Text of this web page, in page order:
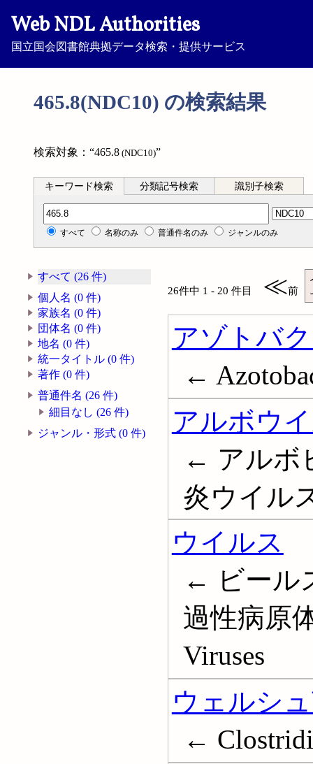
Web NDL Authorities
国立国会図書館典拠データ検索・提供サービス
465.8(NDC10) の検索結果
検索対象：“465.8 (NDC10)”
キーワード検索 分類記号検索 識別子検索
分類記号検索
すべて 名称のみ 普通件名のみ ジャンルのみ
すべて (26 件)
個人名 (0 件)
家族名 (0 件)
団体名 (0 件)
地名 (0 件)
統一タイトル (0 件)
著作 (0 件)
普通件名 (26 件)
細目なし (26 件)
ジャンル・形式 (0 件)
26件中 1 - 20 件目 ≪前
アゾトバ
←
アルボウ
← アルボ
炎ウイル
ウイルス
← ビール
過性病原
Viruses
ウェルシ
←